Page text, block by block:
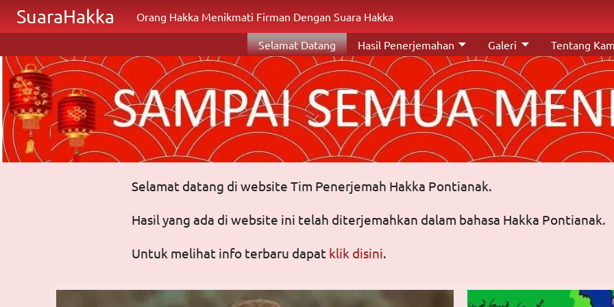
Lompat ke isi utama
SuaraHakka Orang Hakka Menikmati Firman Dengan Suara Hakka
Selamat Datang Hasil Penerjemahan Galeri Tentang
Selamat datang di website Tim Penerjemah Hakka Pontianak.
Hasil yang ada di website ini telah diterjemahkan dalam bahasa Hakka Pontianak.
Untuk melihat info terbaru dapat klik disini.